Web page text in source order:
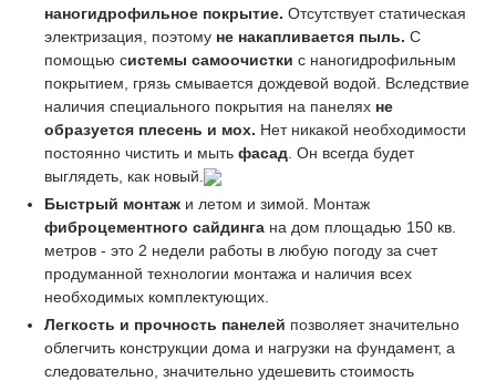
наногидрофильное покрытие. Отсутствует статическая
электризация, поэтому не накапливается пыль. С
помощью системы самоочистки с наногидрофильным
покрытием, грязь смывается дождевой водой. Вследствие
наличия специального покрытия на панелях не
образуется плесень и мох. Нет никакой необходимости
постоянно чистить и мыть фасад . Он всегда будет
выглядеть, как новый.
Быстрый монтаж и летом и зимой. Монтаж
фиброцементного сайдинга на дом площадью 150 кв.
метров - это 2 недели работы в любую погоду за счет
продуманной технологии монтажа и наличия всех
необходимых комплектующих.
Легкость и прочность панелей позволяет значительно
облегчить конструкции дома и нагрузки на фундамент, а
следовательно, значительно удешевить стоимость